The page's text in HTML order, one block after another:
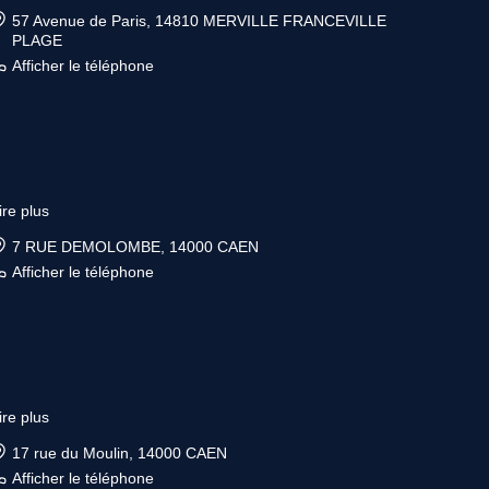
57 Avenue de Paris, 14810 MERVILLE FRANCEVILLE
PLAGE
Afficher le téléphone
plus
7 RUE DEMOLOMBE, 14000 CAEN
Afficher le téléphone
plus
17 rue du Moulin, 14000 CAEN
Afficher le téléphone